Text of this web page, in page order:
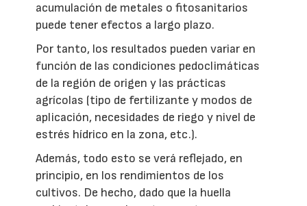
acumulación de metales o fitosanitarios
puede tener efectos a largo plazo.
Por tanto, los resultados pueden variar en
función de las condiciones pedoclimáticas
de la región de origen y las prácticas
agrícolas (tipo de fertilizante y modos de
aplicación, necesidades de riego y nivel de
estrés hídrico en la zona, etc.).
Además, todo esto se verá reflejado, en
principio, en los rendimientos de los
cultivos. De hecho, dado que la huella